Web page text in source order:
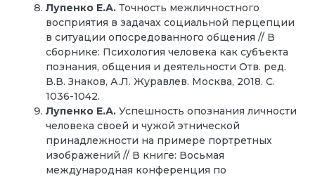
Лупенко Е.А. Точность межличностного
восприятия в задачах социальной перцепции
в ситуации опосредованного общения // В
сборнике: Психология человека как субъекта
познания, общения и деятельности Отв. ред.
В.В. Знаков, А.Л. Журавлев. Москва, 2018. С.
1036-1042.
Лупенко Е.А. Успешность опознания личности
человека своей и чужой этнической
принадлежности на примере портретных
изображений // В книге: Восьмая
международная конференция по